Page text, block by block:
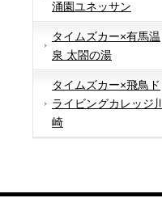
涌園ユネッサン
タイムズカー×有馬温
泉 太閤の湯
タイムズカー×飛鳥ド
ライビングカレッジ川
崎